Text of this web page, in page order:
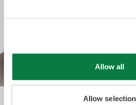
Allow all
Allow selection